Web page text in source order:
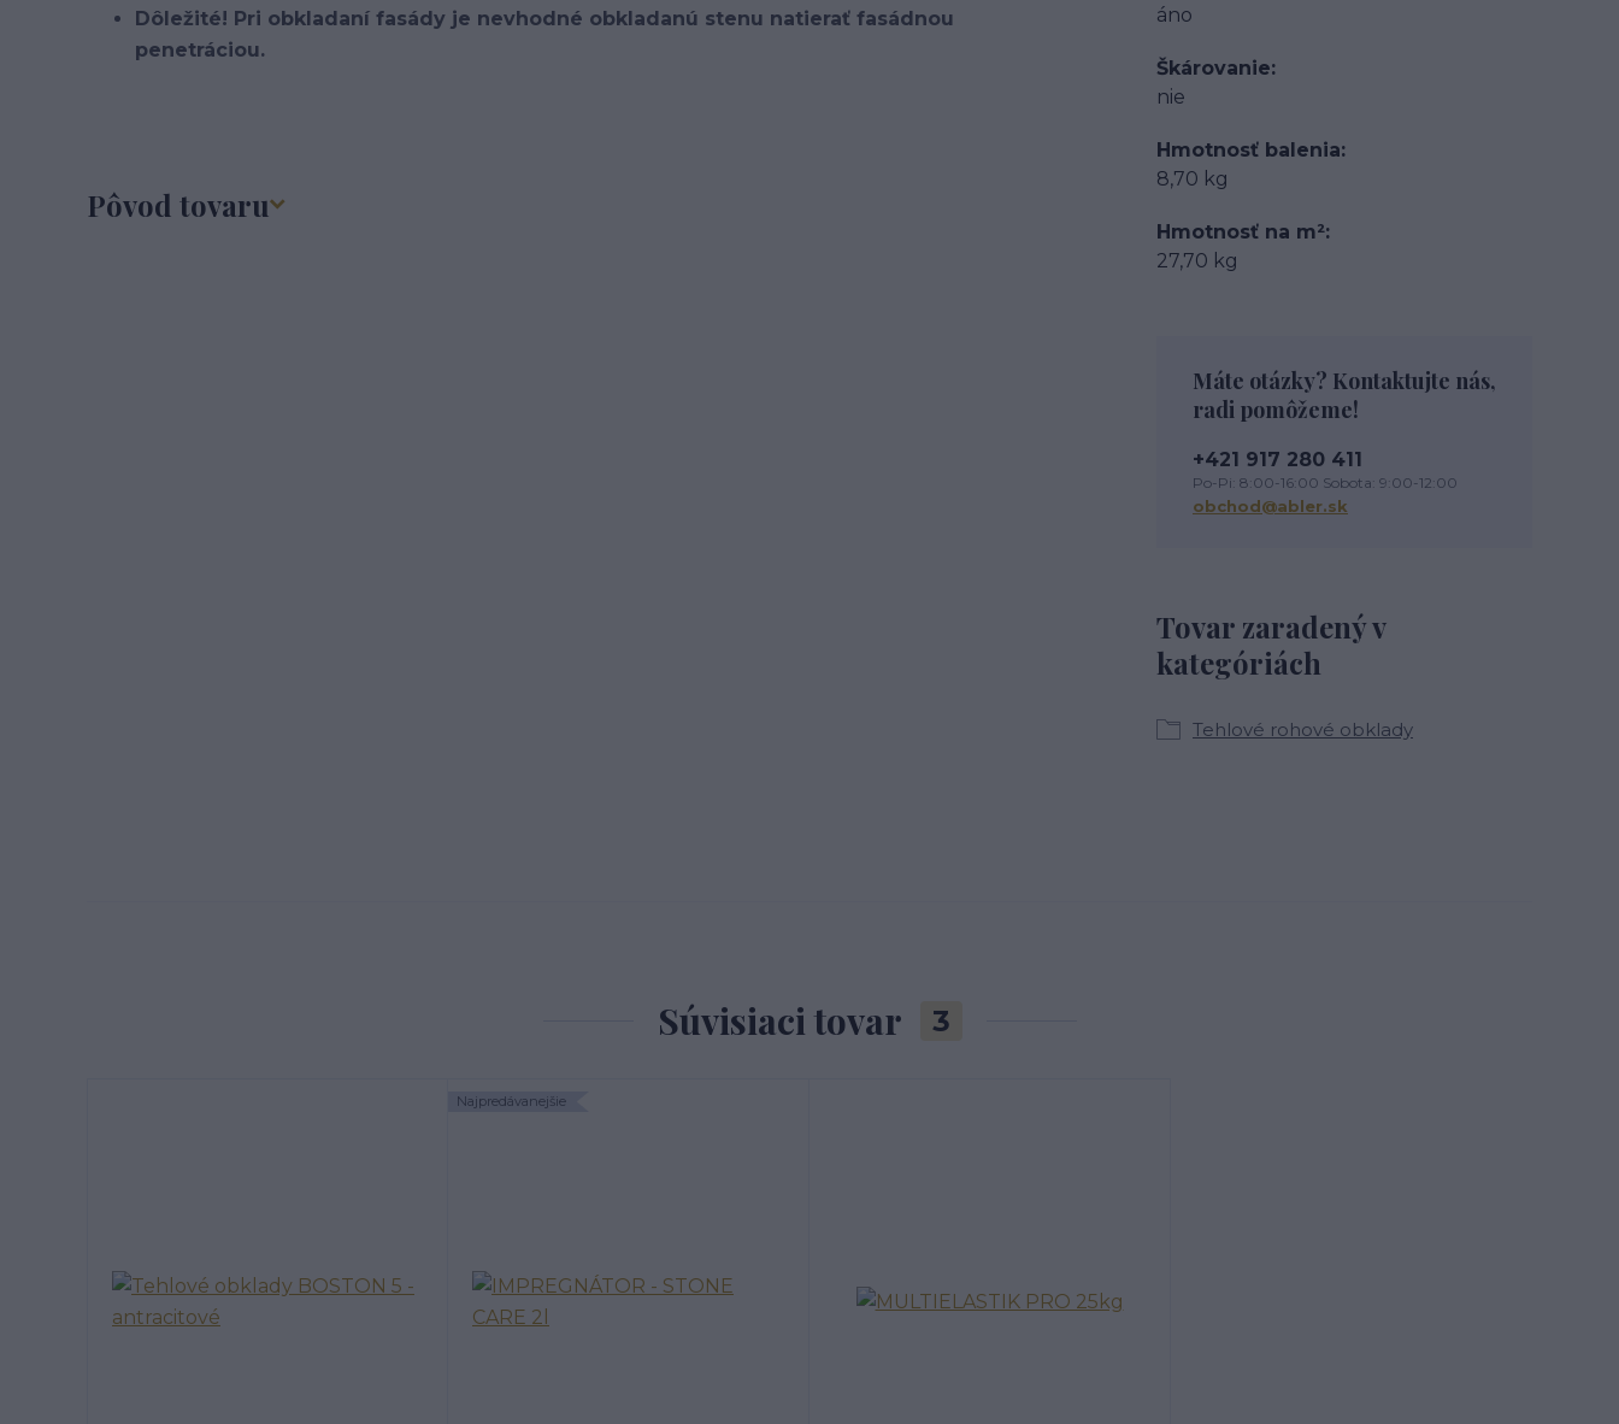
Dôležité! Pri obkladaní fasády je nevhodné obkladanú stenu natierať fasádnou
penetráciou.
Pôvod tovaru
áno
Škárovanie
nie
Hmotnosť balenia
8,70 kg
Hmotnosť na m²
27,70 kg
Tovar zaradený v
kategóriách
Tehlové rohové obklady
Máte otázky? Kontaktujte nás,
radi pomôžeme!
+421 917 280 411
Po-Pi: 8:00-16:00 Sobota: 9:00-12:00
obchod@abler.sk
Súvisiaci tovar 3
Najpredávanejšie